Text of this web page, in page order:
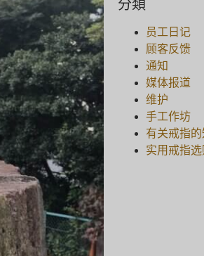
分類
员工日记
顾客反馈
通知
媒体报道
维护
手工作坊
有关戒指的
实用戒指